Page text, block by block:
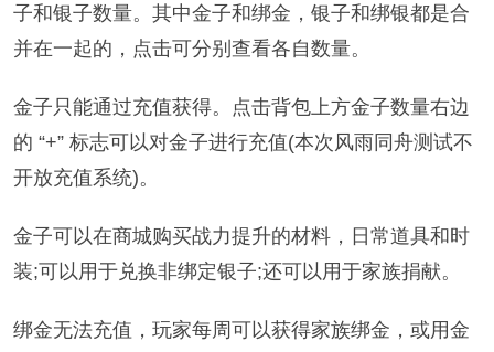
子和银子数量。其中金子和绑金，银子和绑银都是合
并在一起的，点击可分别查看各自数量。
金子只能通过充值获得。点击背包上方金子数量右边
的 “+” 标志可以对金子进行充值(本次风雨同舟测试不
开放充值系统)。
金子可以在商城购买战力提升的材料，日常道具和时
装;可以用于兑换非绑定银子;还可以用于家族捐献。
绑金无法充值，玩家每周可以获得家族绑金，或用金